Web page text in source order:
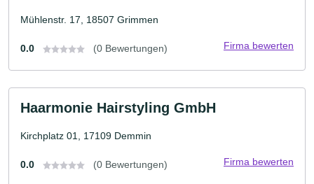
Mühlenstr. 17, 18507 Grimmen
0.0 (0 Bewertungen) Firma bewerten
Haarmonie Hairstyling GmbH
Kirchplatz 01, 17109 Demmin
0.0 (0 Bewertungen) Firma bewerten